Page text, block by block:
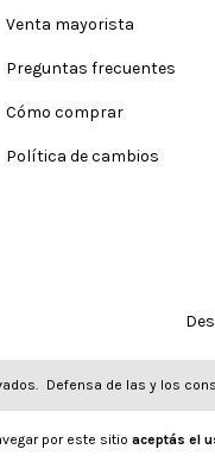
por este sitio aceptás el
Venta mayorista
Preguntas frecuentes
Cómo comprar
Política de cambios
Defensa de las y los